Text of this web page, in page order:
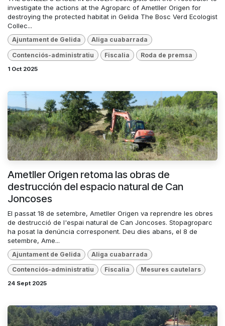
investigate the actions at the Agroparc of Ametller Origen for
destroying the protected habitat in Gelida The Bosc Verd Ecologist
Collec...
Ajuntament de Gelida Aliga cuabarrada
Contenciós-administratiu Fiscalia Roda de premsa
1 Oct 2025
Ametller Origen retoma las obras de
destrucción del espacio natural de Can
Joncoses
El passat 18 de setembre, Ametller Origen va reprendre les obres
de destrucció de l'espai natural de Can Joncoses. Stopagroparc
ha posat la denúncia corresponent. Deu dies abans, el 8 de
setembre, Ame...
Ajuntament de Gelida Aliga cuabarrada
Contenciós-administratiu Fiscalia Mesures cautelars
24 Sept 2025